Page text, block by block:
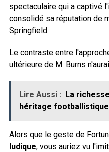
spectaculaire qui a captivé
consolidé sa réputation de
Springfield.
Le contraste entre
ultérieure de M. Burns
Lire Aussi : La
héritage footballistique
Alors que le geste de
ludique, vous auriez vu